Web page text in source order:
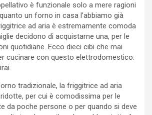
è funzionale solo a mere ragioni
un forno in casa l’abbiamo già
ad aria è estremamente comoda
decidono di acquistarne una, per le
quotidiane. Ecco dieci cibi che mai
cucinare con questo elettrodomestico:
tradizionale, la friggitrice ad aria
per cui è comodissima per le
da poche persone o per quando si deve